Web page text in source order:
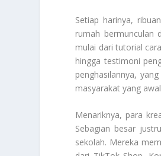
Setiap harinya,
rumah bermunculan
mulai dari tutorial
hingga testimoni
penghasilannya,
masyarakat yang
Menariknya, para
Sebagian besar
sekolah. Mereka